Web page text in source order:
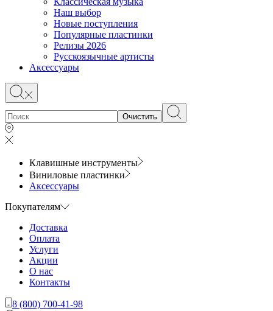
Наш выбор
Новые поступления
Популярные пластинки
Релизы 2026
Русскоязычные артисты
Аксессуары
Очистить
Клавишные инструменты
Виниловые пластинки
Аксессуары
Покупателям
Доставка
Оплата
Услуги
Акции
О нас
Контакты
8 (800) 700-41-98